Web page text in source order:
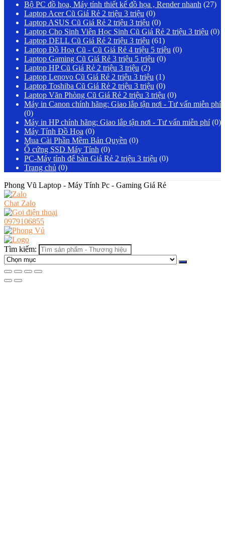
Bộ PC đồ họa, Máy tính thiết kế đồ họa , Render nhanh (27)
Laptop Acer Cũ Giá Rẻ 2 triệu 3 triệu (0)
Laptop ASUS Cũ Giá Rẻ 2 triệu 3 triệu (0)
Laptop Cho Sinh Viên Học Sinh Cũ Giá Rẻ 2 triệu 3 triệu (0)
Laptop DELL Cũ Giá Rẻ 2 triệu 3 triệu (61)
Laptop Đồ Hoạ Cũ - Cũ Giá Rẻ 4 triệu 5 triệu (0)
Laptop Gaming Cũ Giá Rẻ 3 triệu 5 triệu (0)
Laptop HP Cũ Giá Rẻ 2 triệu 3 triệu (2)
Laptop Lenovo Cũ Giá Rẻ 2 triệu 3 triệu (1)
Laptop Toshiba Cũ Giá Rẻ 2 triệu 3 triệu (0)
Laptop Văn Phòng Cũ Giá Rẻ 2 triệu 3 triệu (0)
Máy in Canon chính hãng: Giao lắp tận nơi - Tư vấn miễn phí
(0)
Máy in HP chính hãng: Giao lắp tận nơi - Tư vấn miễn phí (0)
Máy Tính Đồ Họa (0)
Mua Cài Phần Mềm Bản Quyền (0)
Ổ cứng SSD Máy Tính (0)
PC-Máy tính để bàn Giá Rẻ 2 triệu 3 triệu (0)
Trang chủ (0)
Phong Vũ Laptop - Máy Tính Pc - Gaming Giá Rẻ
Chat Zalo
0979106855
Tìm kiếm: